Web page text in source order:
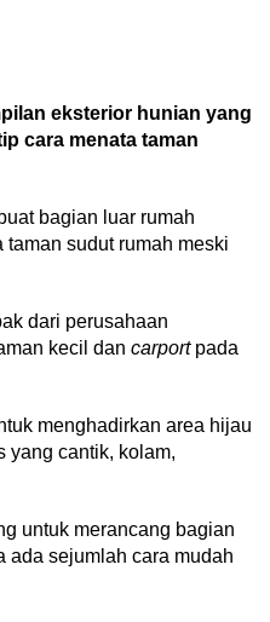
eksterior hunian yang
cara menata taman
bagian luar rumah
sudut rumah meski
dari perusahaan
kecil dan carportpada
menghadirkan area hijau
yang cantik, kolam,
untuk merancang bagian
ada sejumlah cara mudah